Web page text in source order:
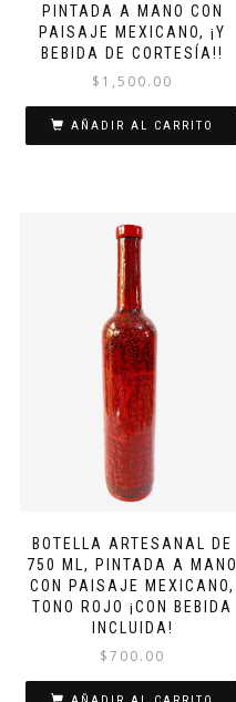
PINTADA A MANO CON
PAISAJE MEXICANO, ¡Y
BEBIDA DE CORTESÍA!!
$ 1,500.00
AÑADIR AL CARRITO
BOTELLA ARTESANAL DE
750 ML, PINTADA A MANO
CON PAISAJE MEXICANO,
TONO ROJO ¡CON BEBIDA
INCLUIDA!
$700.00